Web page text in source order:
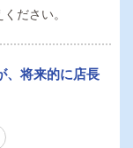
ださい。
、将来的に店長